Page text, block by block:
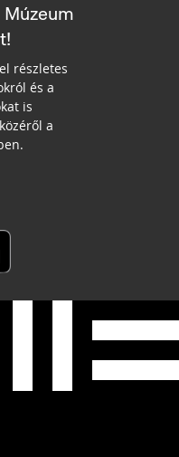
részletes
és a
is
a